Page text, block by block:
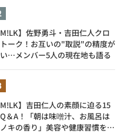
M!LK】佐野勇斗・吉田仁人クロ
ーク！お互いの"取説"の精度が
…メンバー5人の現在地も語る
M!LK】吉田仁人の素顔に迫る15
＆A！「朝は味噌汁、お風呂は
キの香り」美容や健康習慣を明